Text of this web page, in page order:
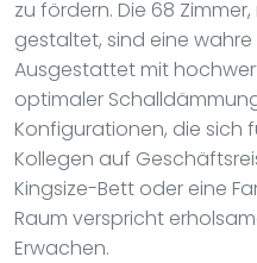
zu fördern. Die 68
gestaltet, sind eine
Ausgestattet mit
optimaler
Konfigurationen, die sich
Kollegen auf
Kingsize-Bett oder eine
Raum verspricht
Erwachen.